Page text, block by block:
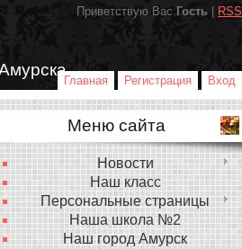
Приветствую Вас Гость RSS
Главная Регистрация Вход
Меню сайта
Новости
Наш класс
Персональные страницы
Наша школа №2
Наш город Амурск